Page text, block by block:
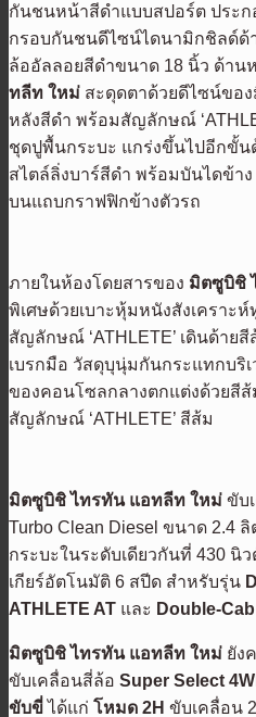
กันชนหน้าสีดำแบบสปอร์ต ประก
กรอบกันชนดีไซน์ไดนามิกชิลด์ด้
ล้ออัลลอยสีดำขนาด 18 นิ้ว ด้าน
ทลีท ใหม่ สะดุดตาด้วยดีไซน์ขอ
หลังสีดำ พร้อมสัญลักษณ์
ชุดปูพื้นกระบะ แกร่งขึ้นไปอีกขั้น
สไตล์ลิ่งบาร์สีดำ พร้อมบันไดข้า
บนแถบกราฟฟิกข้างตัวรถ
ภายในห้องโดยสารของ มิตซูบิชิ
พิเศษด้วยเบาะหุ้มหนังสังเคราะ
สัญลักษณ์ ‘ATHLETE’ เดินด้าย
เบรกมือ วัสดุบุนุ่มกันกระแทกบริ
ของคอนโซลกลางตกแต่งด้วยสี
สัญลักษณ์ ‘ATHLETE’ สีส้ม
มิตซูบิชิ ไทรทัน แอทลีท ใหม่ ขับ
Turbo Clean Diesel ขนาด 2.4
กระบะในระดับเดียวกันที่ 430 นิ
เกียร์อัตโนมัติ 6 สปีด สำหรับรุ่น
ATHLETE AT และ Double-
มิตซูบิชิ ไทรทัน แอทลีท ใหม่ ยัง
ขับเคลื่อนสี่ล้อ Super Select
ขับขี่ได้แก่ โหมด 2H ขับเคลื่อน